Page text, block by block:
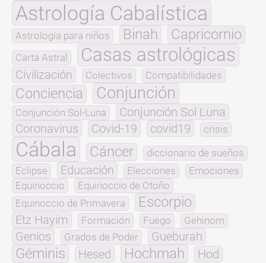
Astrología Cabalística
Astrología para niños Binah Capricornio
Carta Astral Casas astrológicas
Civilización Colectivos Compatibilidades
Conciencia Conjunción
Conjunción Sol-Luna
Conjunción Sol Luna
Coronavirus
Covid-19 covid19 crisis
Cábala Cáncer
diccionario de sueños
Eclipse
Educación Elecciones
Emociones
Equinoccio
Equinoccio de Otoño
Equinoccio de Primavera
Escorpio
Etz Hayim Formación Fuego Gehinom
Genios Grados de Poder Gueburah
Géminis Hesed Hochmah
Hod